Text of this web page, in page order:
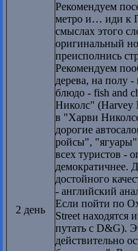
2 день
Рекомендуем
метро и… иди к
смыслах этого
оригинальный
преисполнись
Рекомендуем
дерева, на полу -
блюдо - fish and
Николс" (Harvey
в "Харви
дорогие
ройсы", "ягуары"
всех туристов -
демократичнее.
достойного
- английский
Если пойти по
Street находятся
путать с D&G).
действительно